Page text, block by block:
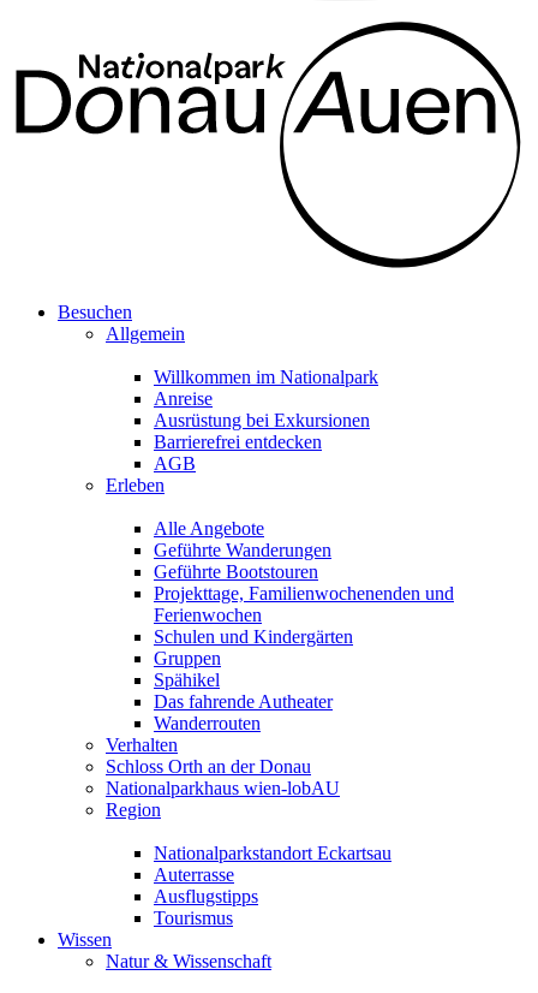
Besuchen
Allgemein
Willkommen im Nationalpark
Anreise
Ausrüstung bei Exkursionen
Barrierefrei entdecken
AGB
Erleben
Alle Angebote
Geführte Wanderungen
Geführte Bootstouren
Projekttage, Familienwochenenden und
Ferienwochen
Schulen und Kindergärten
Gruppen
Spähikel
Das fahrende Autheater
Wanderrouten
Verhalten
Schloss Orth an der Donau
Nationalparkhaus wien-lobAU
Region
Nationalparkstandort Eckartsau
Auterrasse
Ausflugstipps
Tourismus
Wissen
Natur & Wissenschaft